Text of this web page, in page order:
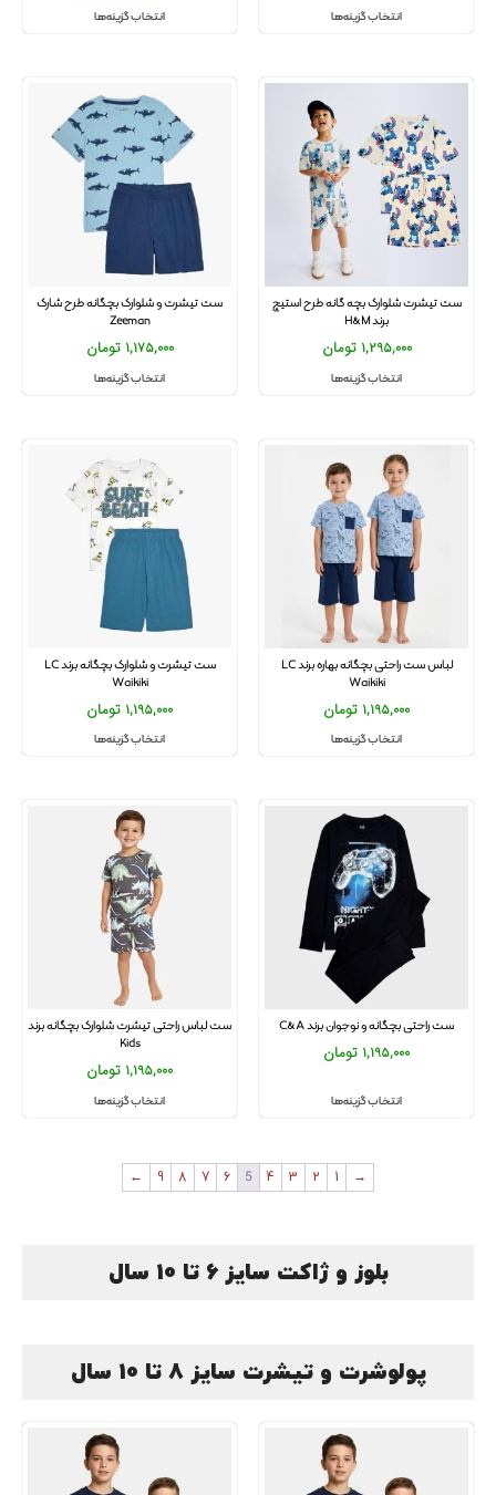
انتخاب گزینه‌ها انتخاب گزینه‌ها
ست تیشرت شلوارک بچه گانه طرح استیچ
برند H&M
1,295,000 تومان
انتخاب گزینه‌ها
ست تیشرت و شلوارک بچگانه طرح شارک
Zeeman
1,175,000 تومان
انتخاب گزینه‌ها
لباس ست راحتی بچگانه بهاره برند LC
Waikiki
1,195,000 تومان
انتخاب گزینه‌ها
ست تیشرت و شلوارک بچگانه برند LC
Waikiki
1,195,000 تومان
انتخاب گزینه‌ها
ست راحتی بچگانه و نوجوان برند C&A
1,195,000 تومان
انتخاب گزینه‌ها
ست لباس راحتی تیشرت شلوارک بچگانه برند
Kids
1,195,000 تومان
انتخاب گزینه‌ها
→
1
2
3
4
5
6
7
8
9
←
بلوز و ژاکت سایز 6 تا 10 سال
پولوشرت و تیشرت سایز 8 تا 10 سال